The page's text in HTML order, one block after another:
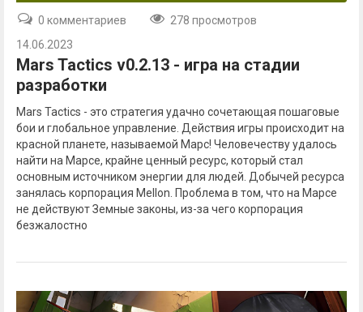
0 комментариев
278 просмотров
14.06.2023
Mars Tactics v0.2.13 - игра на стадии
разработки
Mars Tactics - это стратегия удачно сочетающая пошаговые
бои и глобальное управление. Действия игры происходит на
красной планете, называемой Марс! Человечеству удалось
найти на Марсе, крайне ценный ресурс, который стал
основным источником энергии для людей. Добычей ресурса
занялась корпорация Mellon. Проблема в том, что на Марсе
не действуют Земные законы, из-за чего корпорация
безжалостно